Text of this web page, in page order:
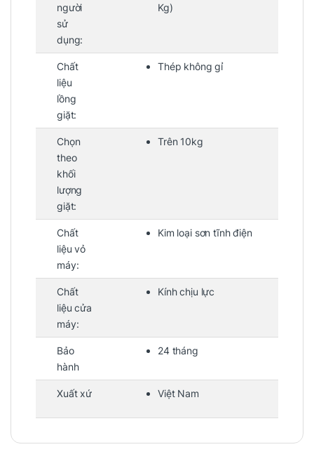
người
sử
dụng:
Kg)
Chất
liệu
lồng
giặt:
Thép không gỉ
Chọn
theo
khối
lượng
giặt:
Trên 10kg
Chất
liệu vỏ
máy:
Kim loại sơn tĩnh điện
Chất
liệu cửa
máy:
Kính chịu lực
Bảo
hành
24 tháng
Xuất xứ Việt Nam